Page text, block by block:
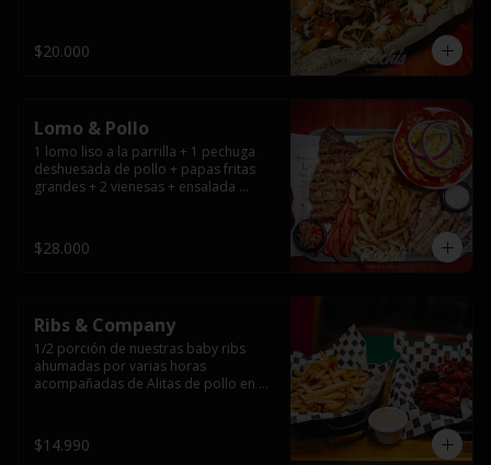
casera.
$20.000
Lomo & Pollo
1 lomo liso a la parrilla + 1 pechuga
deshuesada de pollo + papas fritas
grandes + 2 vienesas + ensalada
$28.000
Ribs & Company
1/2 porción de nuestras baby ribs
ahumadas por varias horas
acompañadas de Alitas de pollo en
$14.990